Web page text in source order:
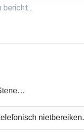
Netty Steneker
nietbereiken.